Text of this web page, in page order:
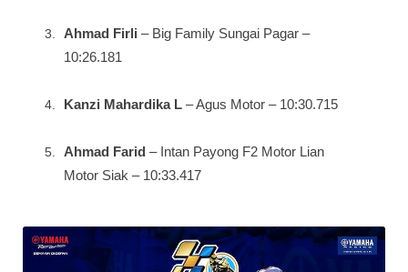
Ahmad Firli – Big Family Sungai Pagar –
10:26.181
Kanzi Mahardika L – Agus Motor – 10:30.715
Ahmad Farid – Intan Payong F2 Motor Lian
Motor Siak – 10:33.417